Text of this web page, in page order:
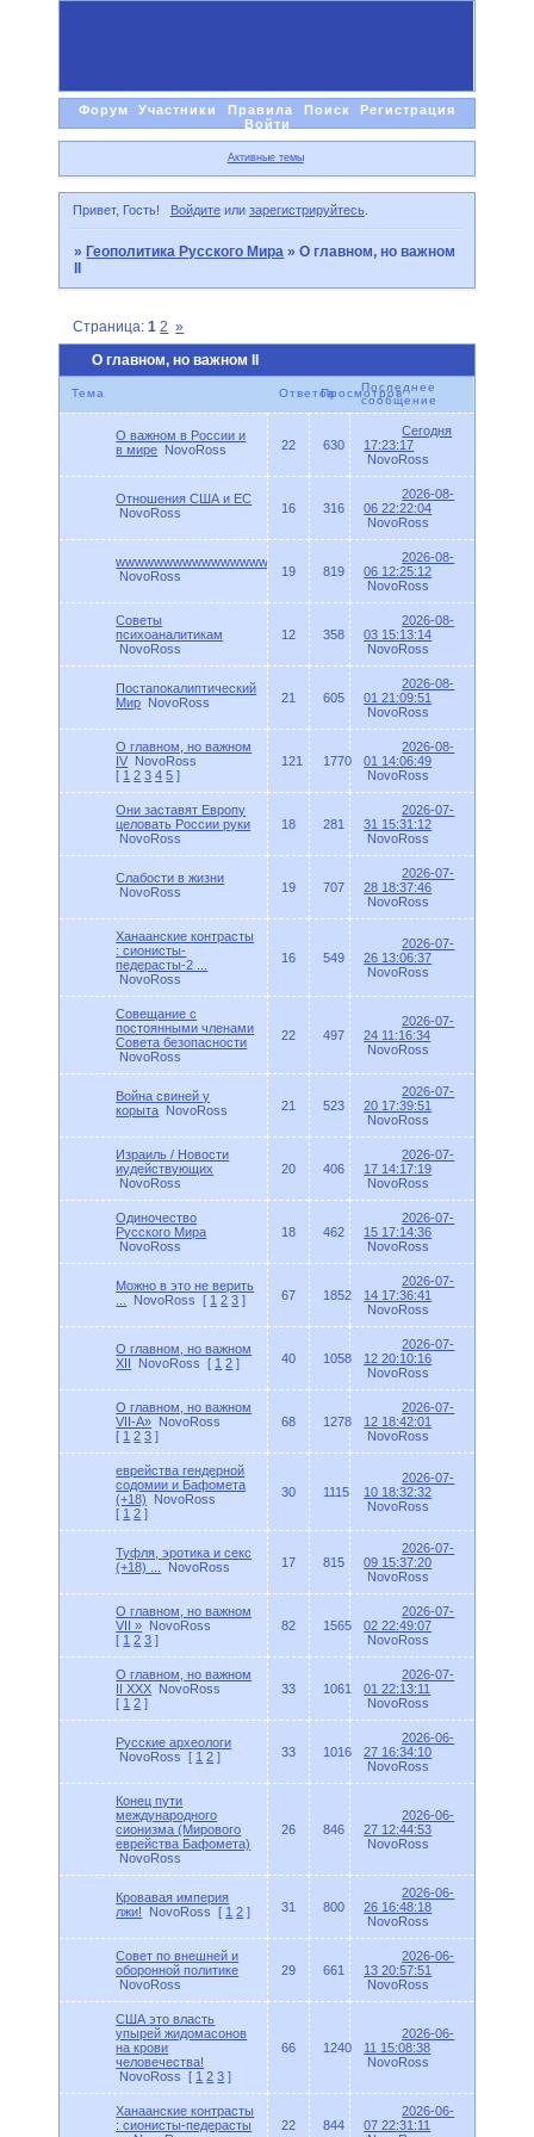
Форум Участники Правила Поиск
Регистрация
Войти
Активные темы
Привет, Гость! Войдитеили зарегистрируйтесь.
»Геополитика Русского Мира »О главном, но важном
II
О главном, но важном II
Страница:1 2 »
Тема ОтветовПросмотров
Последнее
сообщение
О важном в России и
в мире NovoRoss 22 630
Сегодня
17:23:17
NovoRoss
Отношения США и ЕС
NovoRoss
16 316
2026-08-
06 22:22:04
NovoRoss
wwwwwwwwwwwwwwww
NovoRoss
19 819
2026-08-
06 12:25:12
NovoRoss
Советы
психоаналитикам
NovoRoss
12 358
2026-08-
03 15:13:14
NovoRoss
Постапокалиптический
Мир NovoRoss 21 605
2026-08-
01 21:09:51
NovoRoss
О главном, но важном
IV NovoRoss
[ 1 2 3 4 5 ]
121 1770
2026-08-
01 14:06:49
NovoRoss
Они заставят Европу
целовать России руки
NovoRoss
18 281
2026-07-
31 15:31:12
NovoRoss
Слабости в жизни
NovoRoss
19 707
2026-07-
28 18:37:46
NovoRoss
Ханаанские контрасты
: сионисты-
педерасты-2 ...
NovoRoss
16 549
2026-07-
26 13:06:37
NovoRoss
Cовещание с
постоянными членами
Совета безопасности
NovoRoss
22 497
2026-07-
24 11:16:34
NovoRoss
Война свиней у
корыта NovoRoss 21 523
2026-07-
20 17:39:51
NovoRoss
Израиль / Новости
иудействующих
NovoRoss
20 406
2026-07-
17 14:17:19
NovoRoss
Одиночество
Русского Мира
NovoRoss
18 462
2026-07-
15 17:14:36
NovoRoss
Можно в это не верить
NovoRoss [ 1 2 3 ] 67 1852
2026-07-
14 17:36:41
NovoRoss
О главном, но важном
XII
NovoRoss [ 1 2 ] 40 1058
2026-07-
12 20:10:16
NovoRoss
О главном, но важном
VII-A» NovoRoss
[ 1 2 3 ]
68 1278
2026-07-
12 18:42:01
NovoRoss
еврейства гендерной
содомии и Бафомета
(+18)
NovoRoss
[ 1 2 ]
30 1115
2026-07-
10 18:32:32
NovoRoss
Туфля, эротика и секс
(+18) ...
NovoRoss 17 815
2026-07-
09 15:37:20
NovoRoss
О главном, но важном
VII » NovoRoss
[ 1 2 3 ]
82 1565
2026-07-
02 22:49:07
NovoRoss
О главном, но важном
II XXX NovoRoss
[ 1 2 ]
33 1061
2026-07-
01 22:13:11
NovoRoss
Русские археологи
NovoRoss
[ 1 2 ] 33 1016
2026-06-
27 16:34:10
NovoRoss
Конец пути
международного
сионизма (Мирового
еврейства Бафомета)
NovoRoss
26 846
2026-06-
27 12:44:53
NovoRoss
Кровавая империя
лжи!
NovoRoss [ 1 2 ] 31 800
2026-06-
26 16:48:18
NovoRoss
Совет по внешней и
оборонной политике
NovoRoss
29 661
2026-06-
13 20:57:51
NovoRoss
США это власть
упырей жидомасонов
на крови
человечества!
NovoRoss
[ 1 2 3 ]
66 1240
2026-06-
11 15:08:38
NovoRoss
Ханаанские контрасты
: сионисты-педерасты
22 844
2026-06-
07 22:31:11